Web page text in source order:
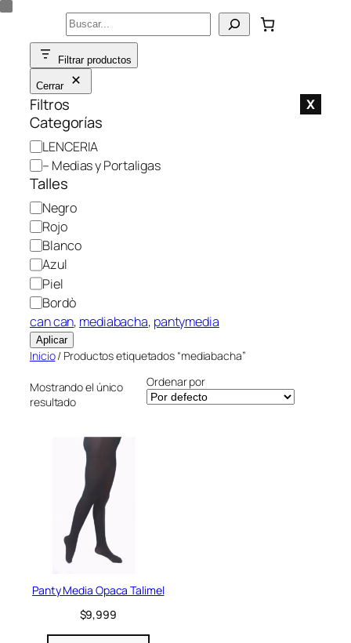
Saltar
contenido
Buscar
Filtrar productos
Cerrar
Filtros X
Categorías
C
a
t
e
g
o
r
í
a
LENCERIA
– Medias y Portaligas
Talles
C
o
l
o
r
Negro
Rojo
Blanco
Azul
Piel
Bordò
can can, mediabacha, pantymedia
Aplicar
Inicio/ Productos etiquetados “mediabacha”
Mostrando el único
resultado
Ordenar por
Panty Media Opaca Talimel
$9,999